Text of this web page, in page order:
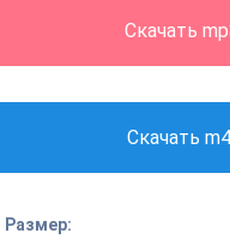
Скачать
Скачать
Размер: